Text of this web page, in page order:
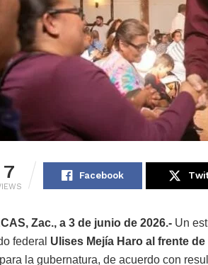
7 Facebook
Zac., a 3 de junio de 2026.- Un
federal Ulises Mejía Haro al frente
la gubernatura, de acuerdo con